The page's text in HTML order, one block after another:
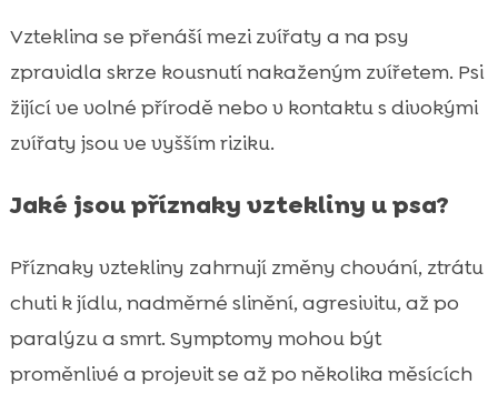
Vzteklina se přenáší mezi zvířaty a na psy
zpravidla skrze kousnutí nakaženým zvířetem. Psi
žijící ve volné přírodě nebo v kontaktu s divokými
zvířaty jsou ve vyšším riziku.
Jaké jsou příznaky vztekliny u psa?
Příznaky vztekliny zahrnují změny chování, ztrátu
chuti k jídlu, nadměrné slinění, agresivitu, až po
paralýzu a smrt. Symptomy mohou být
proměnlivé a projevit se až po několika měsících